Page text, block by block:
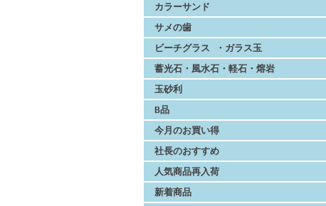
カラーサンド
サメの歯
ビーチグラス ・ガラス玉
蓄光石・風水石・軽石・熔岩
玉砂利
B品
今月のお買い得
社長のおすすめ
人気商品再入荷
新着商品